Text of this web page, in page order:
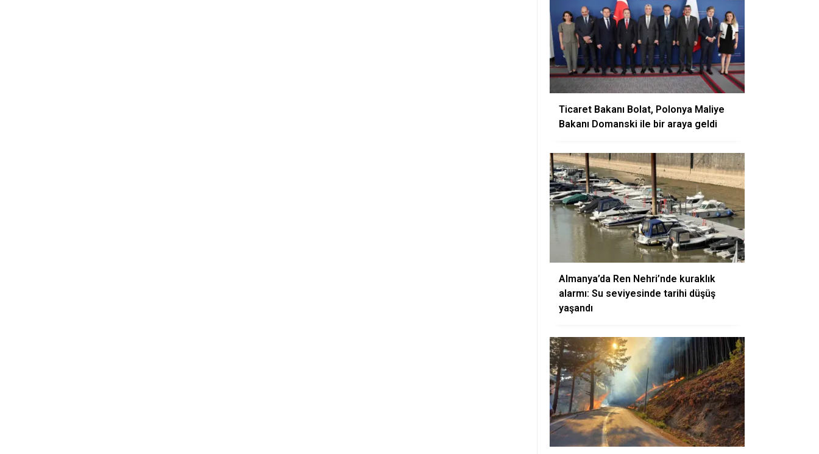
Ticaret Bakanı Bolat, Polonya Maliye
Bakanı Domanski ile bir araya geldi
Almanya’da Ren Nehri’nde kuraklık
alarmı: Su seviyesinde tarihi düşüş
yaşandı